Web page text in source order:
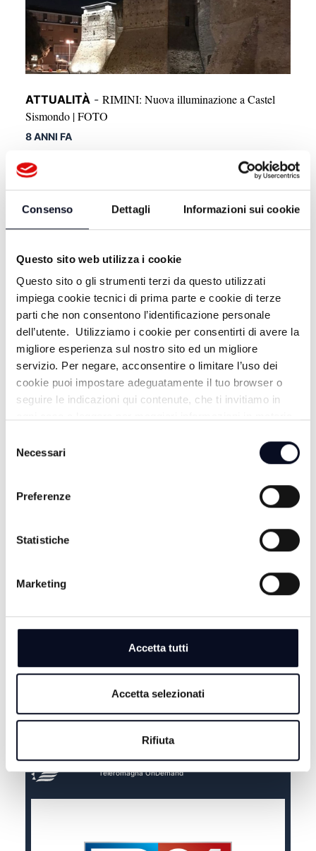
Consenso Dettagli Informazioni sui cookie
Questo sito web utilizza i cookie
Questo sito o gli strumenti terzi da questo utilizzati
impiega cookie tecnici di prima parte e cookie di terze
parti che non consentono l’identificazione personale
dell’utente. Utilizziamo i cookie per consentirti di avere la
migliore esperienza sul nostro sito ed un migliore
servizio. Per negare, acconsentire o limitare l’uso dei
cookie puoi impostare adeguatamente il tuo browser o
seguire le indicazioni qui contenute, che ti invitiamo in
delNecessari
Preferenze
Statistiche
Marketing
Accetta tutti
Accetta selezionati
Rifiuta
ATTUALITÀ - RIMINI: Nuova illuminazione a Castel
Sismondo | FOTO
8 ANNI FA
ATTUALITÀ-RIMINI: Reddito di solidarietà, in una
settimana 100 famiglie fanno domanda
8 ANNI FA
Teleromagna OnDemand